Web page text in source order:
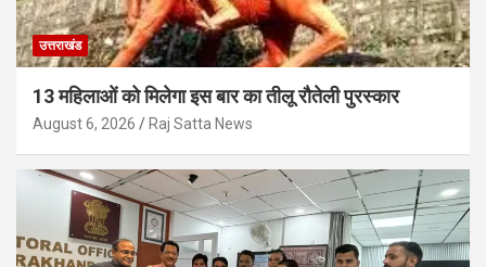
उत्तराखंड
13 महिलाओं को मिलेगा इस बार का तीलू रौतेली पुरस्कार
August 6, 2026 Raj Satta News